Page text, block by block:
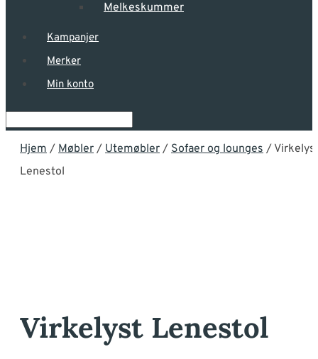
Melkeskummer
Kampanjer
Merker
Min konto
Hjem / Møbler / Utemøbler / Sofaer og lounges /
Lenestol
Virkelyst Lenestol